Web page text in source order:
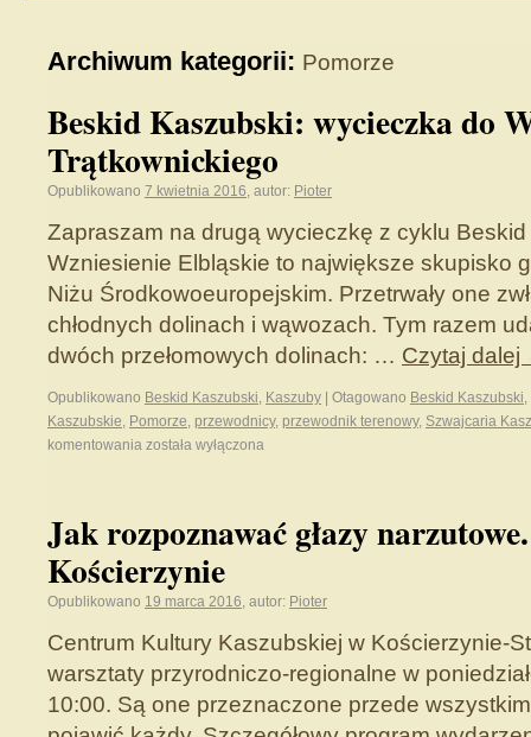
Archiwum kategorii: Pomorze
Beskid Kaszubski: wycieczka do
Trątkownickiego
Opublikowano 7 kwietnia 2016, autor: Pioter
Zapraszam na drugą wycieczkę z cyklu
Wzniesienie Elbląskie to największe skupisko
Niżu Środkowoeuropejskim. Przetrwały one
chłodnych dolinach i wąwozach. Tym razem
dwóch przełomowych dolinach: … Czytaj dalej
Opublikowano Beskid Kaszubski, Kaszuby Otagowano Beskid Kaszubski,
Kaszubskie, Pomorze, przewodnicy, przewodnik terenowy, Szwajcaria
komentowania została wyłączona
Jak rozpoznawać głazy
Kościerzynie
Opublikowano 19 marca 2016, autor: Pioter
Centrum Kultury Kaszubskiej w Kościerzynie-
warsztaty przyrodniczo-regionalne w
10:00. Są one przeznaczone przede